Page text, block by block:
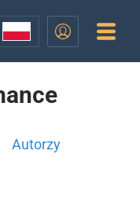
Autorzy